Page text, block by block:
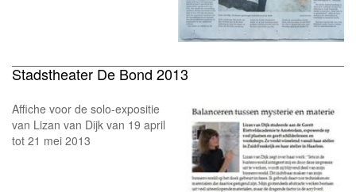
Stadstheater De Bond 2013
Affiche voor de solo-expositie
van Lizan van Dijk van 19 april
tot 21 mei 2013